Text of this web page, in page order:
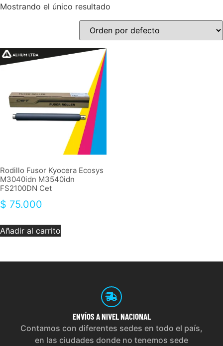
Mostrando el único resultado
Rodillo Fusor Kyocera Ecosys
M3040idn M3540idn
FS2100DN Cet
$ 75.000
Añadir al carrito
ENVÍOS A NIVEL NACIONAL
Contamos con diferentes sedes en todo el país,
en las ciudades donde no tenemos sede